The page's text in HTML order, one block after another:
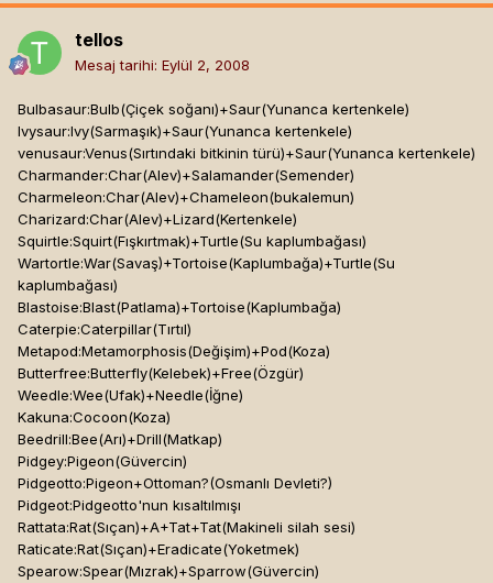
tellos
Mesaj tarihi: Eylül 2, 2008
Bulbasaur:Bulb(Çiçek soğanı)+Saur(Yunanca kertenkele)
Ivysaur:Ivy(Sarmaşık)+Saur(Yunanca kertenkele)
venusaur:Venus(Sırtındaki bitkinin türü)+Saur(Yunanca kertenkele)
Charmander:Char(Alev)+Salamander(Semender)
Charmeleon:Char(Alev)+Chameleon(bukalemun)
Charizard:Char(Alev)+Lizard(Kertenkele)
Squirtle:Squirt(Fışkırtmak)+Turtle(Su kaplumbağası)
Wartortle:War(Savaş)+Tortoise(Kaplumbağa)+Turtle(Su
kaplumbağası)
Blastoise:Blast(Patlama)+Tortoise(Kaplumbağa)
Caterpie:Caterpillar(Tırtıl)
Metapod:Metamorphosis(Değişim)+Pod(Koza)
Butterfree:Butterfly(Kelebek)+Free(Özgür)
Weedle:Wee(Ufak)+Needle(İğne)
Kakuna:Cocoon(Koza)
Beedrill:Bee(Arı)+Drill(Matkap)
Pidgey:Pigeon(Güvercin)
Pidgeotto:Pigeon+Ottoman?(Osmanlı Devleti?)
Pidgeot:Pidgeotto'nun kısaltılmışı
Rattata:Rat(Sıçan)+A+Tat+Tat(Makineli silah sesi)
Raticate:Rat(Sıçan)+Eradicate(Yoketmek)
Spearow:Spear(Mızrak)+Sparrow(Güvercin)